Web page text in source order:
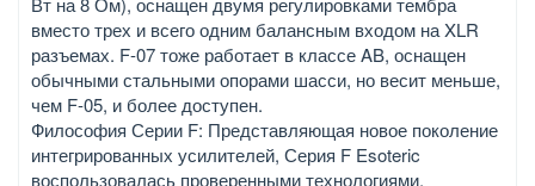
вместо трех и всего одним балансным входом на XLR
разъемах. F-07 тоже работает в классе AB, оснащен
обычными стальными опорами шасси, но весит меньше,
чем F-05, и более доступен.
Философия Серии F: Представляющая новое поколение
интегрированных усилителей, Серия F Esoteric
воспользовалась проверенными технологиями,